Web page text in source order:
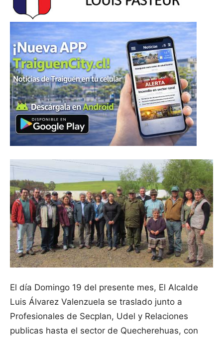
El día Domingo 19 del presente mes, El Alcalde
Luis Álvarez Valenzuela se traslado junto a
Profesionales de Secplan, Udel y Relaciones
publicas hasta el sector de Quecherehuas, con